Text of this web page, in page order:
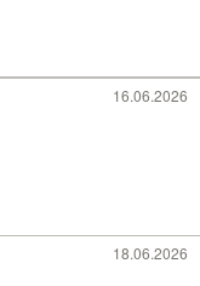
16.06.2026
18.06.2026